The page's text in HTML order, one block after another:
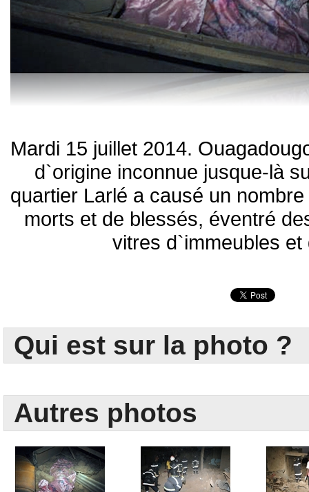
Mardi 15 juillet 2014.
d`origine inconnue jusque-là
quartier Larlé a causé un
morts et de blessés, éventré
vitres d`immeubles et
Qui est sur la photo ?
Autres photos